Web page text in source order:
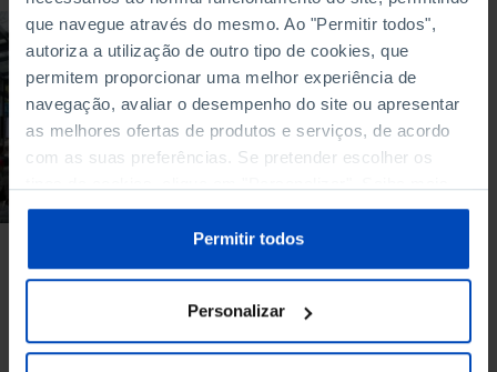
que navegue através do mesmo. Ao "Permitir todos",
autoriza a utilização de outro tipo de cookies, que
permitem proporcionar uma melhor experiência de
navegação, avaliar o desempenho do site ou apresentar
as melhores ofertas de produtos e serviços, de acordo
com as suas preferências. Se pretender escolher os
sobre cookies através da gestão de preferências ou da
Política de Cookies.
Permitir todos
Personalizar
Best of «Energia: Que
futuro para a
Europa?»
Ver mais